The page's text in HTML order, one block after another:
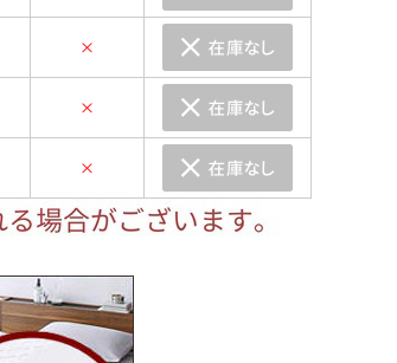
×
×
×